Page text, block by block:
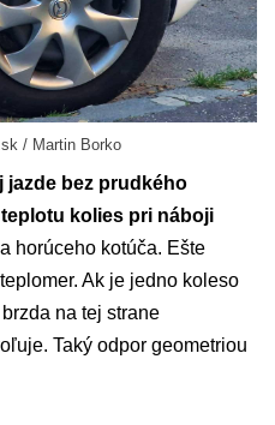
/ Martin Borko
jazde bez prudkého
kolies pri náboji
horúceho kotúča. Ešte
Ak je jedno koleso
na tej strane
Taký odpor geometriou